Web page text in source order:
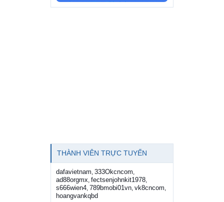
THÀNH VIÊN TRỰC TUYẾN
dafavietnam, 333Okcncom,
ad88orgmx, fectsenjohnkit1978,
s666wien4, 789bmobi01vn, vk8cncom,
hoangvankqbd